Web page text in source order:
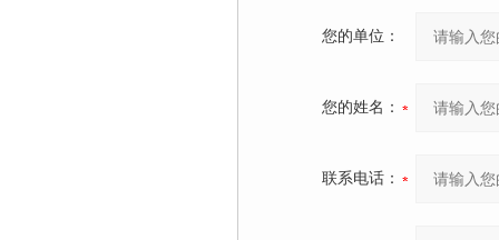
您的单位：
您的姓名：
联系电话：